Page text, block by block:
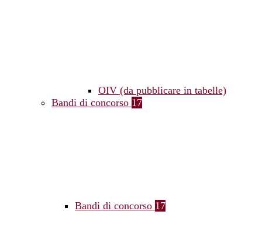
OIV (da pubblicare in tabelle)
Bandi di concorso 17
Bandi di concorso 17